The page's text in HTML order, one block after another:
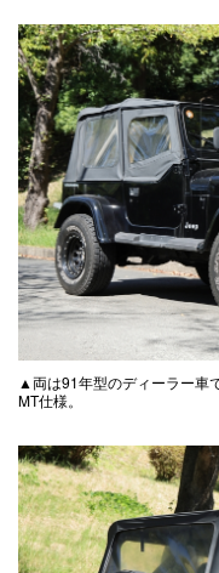
▲両は91年型のディーラー車
MT仕様。